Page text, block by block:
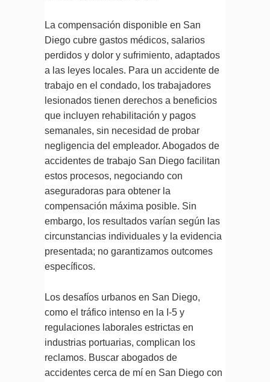
La compensación disponible en San
Diego cubre gastos médicos, salarios
perdidos y dolor y sufrimiento, adaptados
a las leyes locales. Para un accidente de
trabajo en el condado, los trabajadores
lesionados tienen derechos a beneficios
que incluyen rehabilitación y pagos
semanales, sin necesidad de probar
negligencia del empleador. Abogados de
accidentes de trabajo San Diego facilitan
estos procesos, negociando con
aseguradoras para obtener la
compensación máxima posible. Sin
embargo, los resultados varían según las
circunstancias individuales y la evidencia
presentada; no garantizamos outcomes
específicos.
Los desafíos urbanos en San Diego,
como el tráfico intenso en la I-5 y
regulaciones laborales estrictas en
industrias portuarias, complican los
reclamos. Buscar abogados de
accidentes cerca de mí en San Diego con